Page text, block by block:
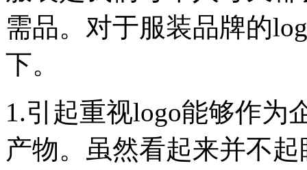
需品。对于服装品牌的
下。
1.引起重视logo能够作为
产物。虽然看起来并不